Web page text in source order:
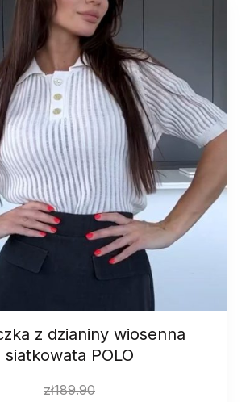
z dzianiny wiosenna
siatkowata POLO
zł189.90